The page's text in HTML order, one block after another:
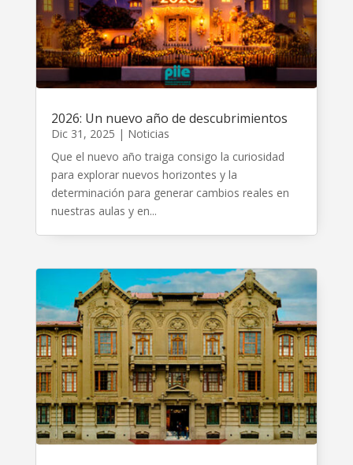
2026: Un nuevo año de descubrimientos
Dic 31, 2025 | Noticias
Que el nuevo año traiga consigo la curiosidad
para explorar nuevos horizontes y la
determinación para generar cambios reales en
nuestras aulas y en...